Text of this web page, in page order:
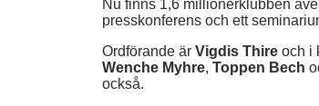
Nu finns 1,6 millionerklubben
presskonferens och ett
Ordförande är Vigdis Thire och i
Wenche Myhre, Toppen Bech
också.